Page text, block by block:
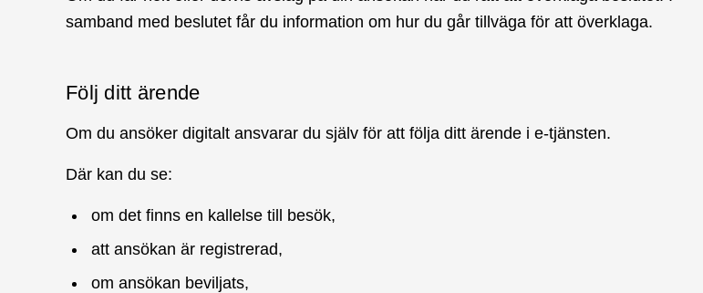
samband med beslutet får du information om hur du går tillväga för att överklaga.
Följ ditt ärende
Om du ansöker digitalt ansvarar du själv för att följa ditt ärende i e-tjänsten.
Där kan du se:
om det finns en kallelse till besök,
att ansökan är registrerad,
om ansökan beviljats,